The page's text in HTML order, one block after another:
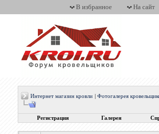
В избранное На сайт
Интернет магазин кровли Фотогалерея
Регистрация Галерея